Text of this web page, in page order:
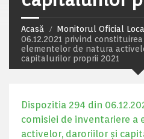
Acasă Monitorul Oficial
06.12.2021 privind
elementelor de natura
capitalurilor proprii 2021
Dispozitia 294 din
comisiei de inventariere a
activelor, daroriilor și